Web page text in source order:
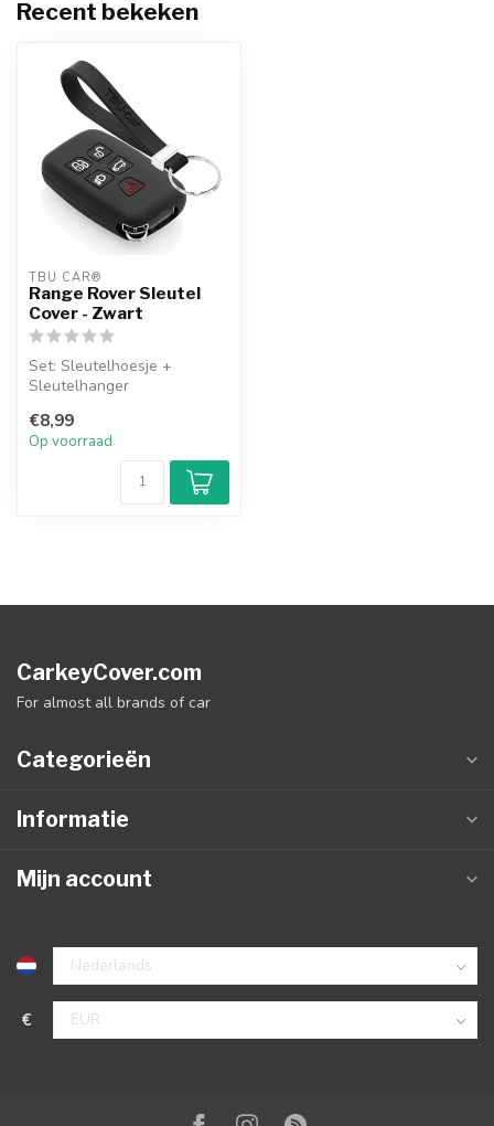
Recent bekeken
TBU CAR®
Range Rover Sleutel
Cover - Zwart
Set: Sleutelhoesje +
Sleutelhanger
€8,99
Op voorraad
CarkeyCover.com
For almost all brands of car
Categorieën
Informatie
Mijn account
€